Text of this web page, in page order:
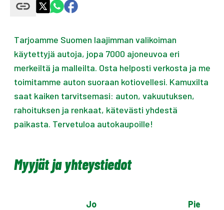
Tarjoamme Suomen laajimman valikoiman
käytettyjä autoja, jopa 7000 ajoneuvoa eri
merkeiltä ja malleilta. Osta helposti verkosta ja me
toimitamme auton suoraan kotiovellesi. Kamuxilta
saat kaiken tarvitsemasi: auton, vakuutuksen,
rahoituksen ja renkaat, kätevästi yhdestä
paikasta. Tervetuloa autokaupoille!
Myyjät ja yhteystiedot
Jo
Pie